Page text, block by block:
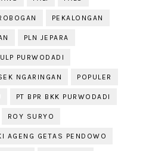
PEKALONGAN
PLN JEPARA
PURWODADI
NGARINGAN POPULER
PT BPR BKK PURWODADI
ROY SURYO
AGENG GETAS PENDOWO